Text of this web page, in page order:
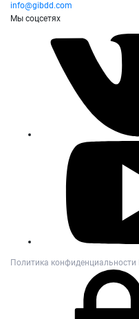
info@gibdd.com
Мы соцсетях
Политика конфиденциальности